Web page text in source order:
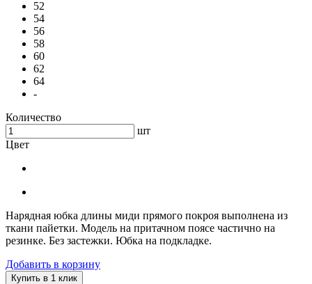
52
54
56
58
60
62
64
-
Количество
шт
Цвет
Нарядная юбка длины миди прямого покроя выполнена из
ткани пайетки. Модель на притачном поясе частично на
резинке. Без застежки. Юбка на подкладке.
Добавить в корзину
Купить в 1 клик